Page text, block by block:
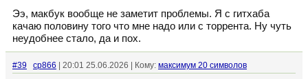
Ээ, макбук вообще не заметит проблемы. Я с гитхаба
качаю половину того что мне надо или с торрента. Ну чуть
неудобнее стало, да и пох.
#39 cp866 | 20:01 25.06.2026 | Кому: максимум 20 символов